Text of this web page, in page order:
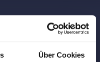
Über Cookies